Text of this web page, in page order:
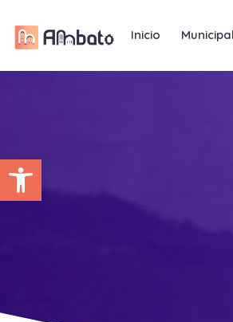
Abrir barra de
Inicio